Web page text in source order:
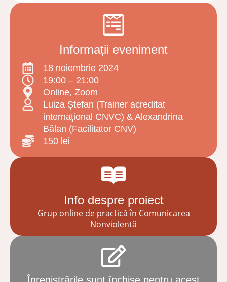
Informații eveniment
18 noiembrie 2024
19:00 – 21:00
Online, Zoom
Luiza Ștefan (Trainer acreditat
internaţional CNVC) & Alexandrina
Bălan (Facilitator CNV)
150 lei
Info despre proiect
Grup online de practică în Comunicarea
Nonviolentă